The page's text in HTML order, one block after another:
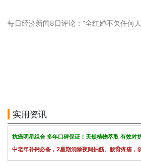
每日经济新闻8日评论：“全红婵不欠任何
实用资讯
抗癌明星组合 多年口碑保证！天然植物萃取 有效对
中老年补钙必备，2星期消除夜间抽筋、腰背疼痛，